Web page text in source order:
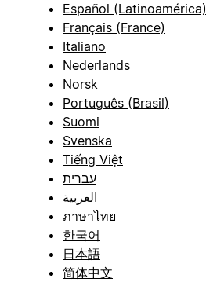
Español (Latinoamérica)
Français (France)
Italiano
Nederlands
Norsk
Português (Brasil)
Suomi
Svenska
Tiếng Việt
עברית
العربية
ภาษาไทย
한국어
日本語
简体中文